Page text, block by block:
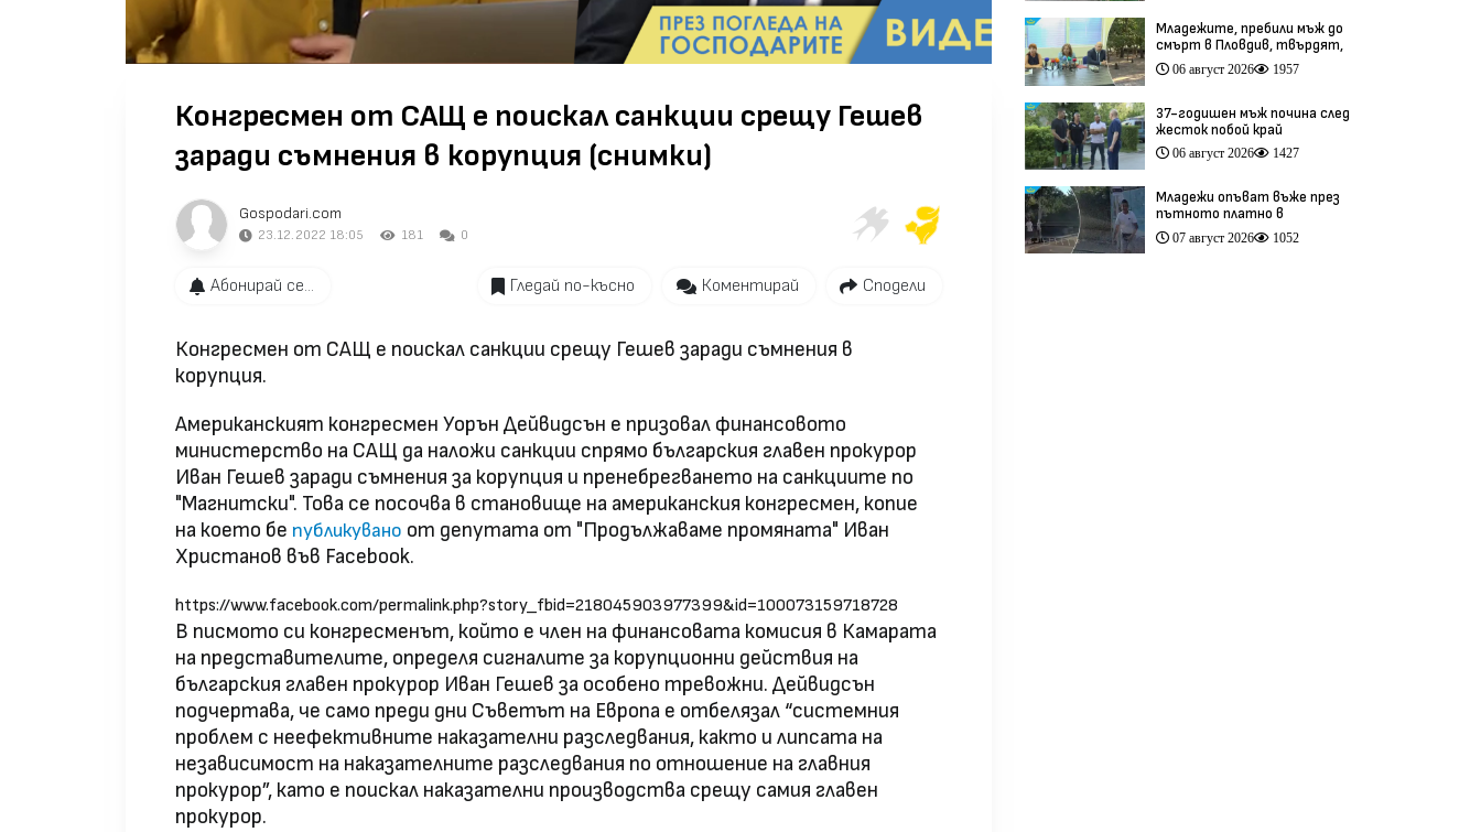
Конгресмен от САЩ е поискал санкции срещу Гешев
заради съмнения в корупция (снимки)
Gospodari.com
23.12.2022 18:05 181 0
Абонирай се... Гледай по-късно Коментирай Сподели
Конгресмен от САЩ е поискал санкции срещу Гешев заради съмнения в
корупция.
Американският конгресмен Уорън Дейвидсън е призовал финансовото
министерство на САЩ да наложи санкции спрямо българския главен прокурор
Иван Гешев заради съмнения за корупция и пренебрегването на санкциите по
"Магнитски". Това се посочва в становище на американския конгресмен, копие
на което бе публикувано от депутата от "Продължаваме промяната" Иван
Христанов във Facebook.
https://www.facebook.com/permalink.php?story_fbid=218045903977399&id=100073159718728
В писмото си конгресменът, който е член на финансовата комисия в Камарата
на представителите, определя сигналите за корупционни действия на
българския главен прокурор Иван Гешев за особено тревожни. Дейвидсън
подчертава, че само преди дни Съветът на Европа е отбелязал “системния
проблем с неефективните наказателни разследвания, както и липсата на
независимост на наказателните разследвания по отношение на главния
прокурор”, като е поискал наказателни производства срещу самия главен
прокурор.
Младежите, пребили мъж до
смърт в Пловдив, твърдят,
че са „ловци на педофили”
(видео)
06 август 2026 1957
37-годишен мъж почина след
жесток побой край
Младежкия хълм в Пловдив
(видео)
06 август 2026 1427
Младежи опъват въже през
пътното платно в
столичния квартал „Обеля“
(видео)
07 август 2026 1052